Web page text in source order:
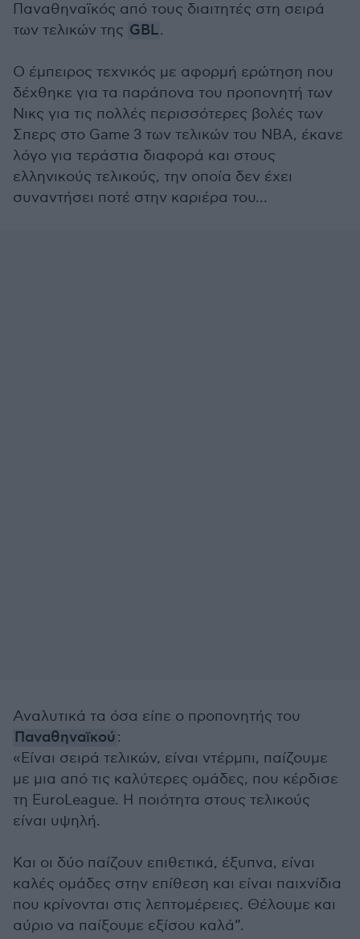
Παναθηναϊκός από τους διαιτητές στη σειρά
των τελικών της GBL.
Ο έμπειρος τεχνικός με αφορμή ερώτηση που
δέχθηκε για τα παράπονα του προπονητή των
Νικς για τις πολλές περισσότερες βολές των
Σπερς στο Game 3 των τελικών του NBA, έκανε
λόγο για τεράστια διαφορά και στους
ελληνικούς τελικούς, την οποία δεν έχει
συναντήσει ποτέ στην καριέρα του...
Αναλυτικά τα όσα είπε ο προπονητής του
Παναθηναϊκού :
«Είναι σειρά τελικών, είναι ντέρμπι, παίζουμε
με μια από τις καλύτερες ομάδες, που κέρδισε
τη EuroLeague. H ποιότητα στους τελικούς
είναι υψηλή.
Και οι δύο παίζουν επιθετικά, έξυπνα, είναι
καλές ομάδες στην επίθεση και είναι παιχνίδια
που κρίνονται στις λεπτομέρειες. Θέλουμε και
αύριο να παίξουμε εξίσου καλά”.